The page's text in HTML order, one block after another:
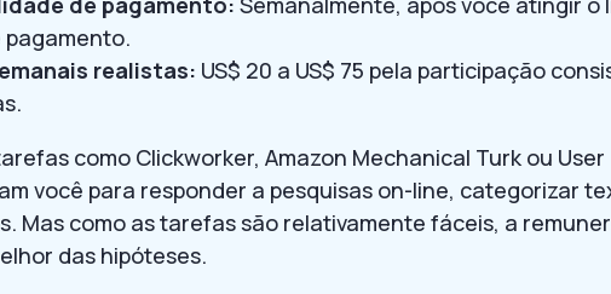
pagamento.
realistas: US$ 20 a US$ 75 pela participação
como Clickworker, Amazon Mechanical Turk ou User
você para responder a pesquisas on-line, categorizar
Mas como as tarefas são relativamente fáceis, a
das hipóteses.